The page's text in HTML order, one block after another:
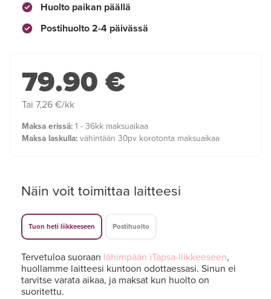
Huolto paikan päällä
Postihuolto 2-4 päivässä
79.90 €
Tai 7,26 €/kk
Maksa erissä: 1 - 36kk maksuaikaa
Maksa laskulla: vähintään 30pv korotonta maksuaikaa
Näin voit toimittaa laitteesi
Tuon heti liikkeeseen Postihuolto
Tervetuloa suoraan lähimpään iTapsa-liikkeeseen,
huollamme laitteesi kuntoon odottaessasi. Sinun ei
tarvitse varata aikaa, ja maksat kun huolto on
suoritettu.